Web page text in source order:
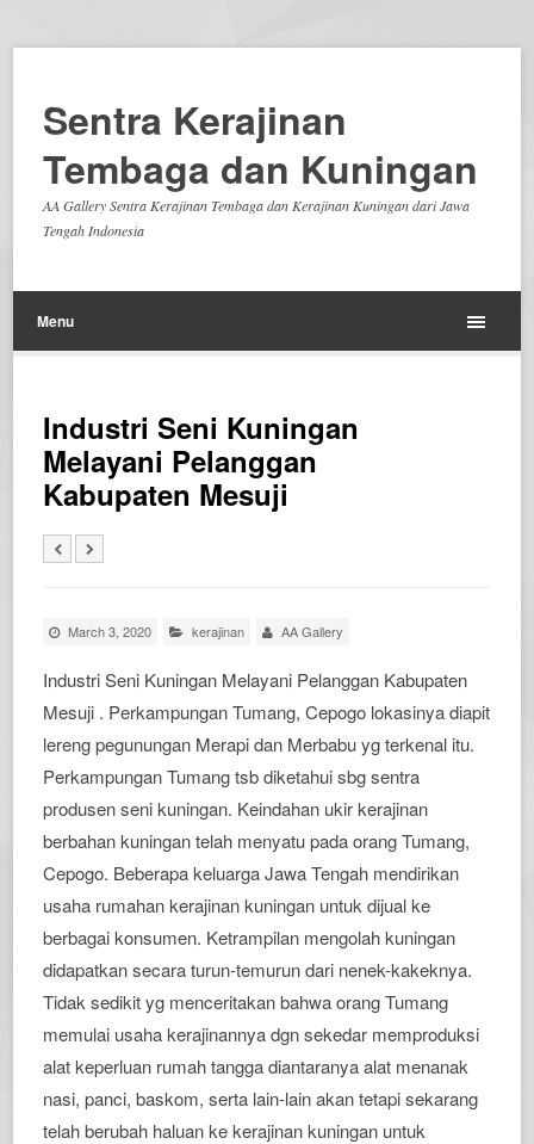
Sentra Kerajinan
Tembaga dan Kuningan
AA Gallery Sentra Kerajinan Tembaga dan Kerajinan Kuningan dari Jawa
Tengah Indonesia
Menu
Industri Seni Kuningan
Melayani Pelanggan
Kabupaten Mesuji
March 3, 2020 kerajinan AA Gallery
Industri Seni Kuningan Melayani Pelanggan Kabupaten
Mesuji . Perkampungan Tumang, Cepogo lokasinya diapit
lereng pegunungan Merapi dan Merbabu yg terkenal itu.
Perkampungan Tumang tsb diketahui sbg sentra
produsen seni kuningan. Keindahan ukir kerajinan
berbahan kuningan telah menyatu pada orang Tumang,
Cepogo. Beberapa keluarga Jawa Tengah mendirikan
usaha rumahan kerajinan kuningan untuk dijual ke
berbagai konsumen. Ketrampilan mengolah kuningan
didapatkan secara turun-temurun dari nenek-kakeknya.
Tidak sedikit yg menceritakan bahwa orang Tumang
memulai usaha kerajinannya dgn sekedar memproduksi
alat keperluan rumah tangga diantaranya alat menanak
nasi, panci, baskom, serta lain-lain akan tetapi sekarang
telah berubah haluan ke kerajinan kuningan untuk